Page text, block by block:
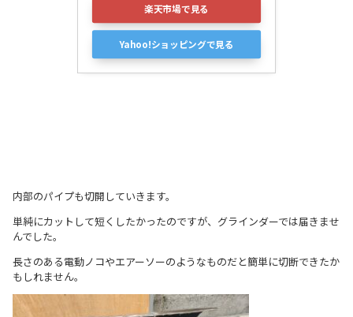
楽天市場で見る
Yahoo!ショッピングで見る
内部のパイプも切開していきます。
単純にカットして短くしたかったのですが、グラインダーでは届きませ
んでした。
長さのある電動ノコやエアーソーのようなものだと簡単に切断できたか
もしれません。